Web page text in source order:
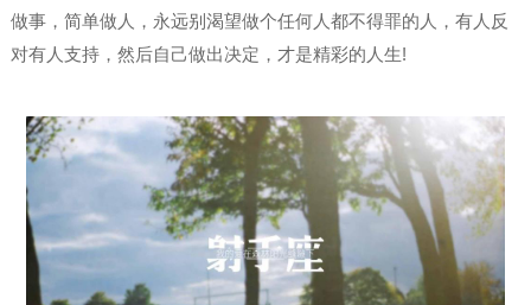
做事，简单做人，永远别渴望做个任何人都不得罪的人，有人反
对有人支持，然后自己做出决定，才是精彩的人生!